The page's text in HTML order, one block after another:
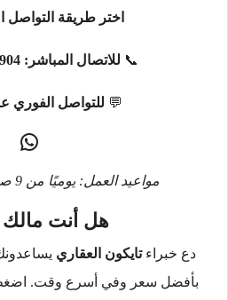
اختر طريقة التواصل
📞 للاتصال المباشر:
💬 للتواصل الفوري
مواعيد العمل: يوميًا من 9 صباحًا حتى 9 مساءً.
هل أنت مالك
دع خبراءتايكون العقاري
بأفضل سعر وفي أسرع وقت. اضغط